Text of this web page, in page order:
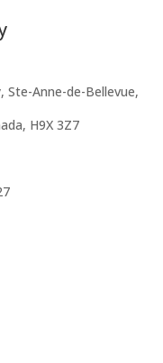
Ste-Anne-de-Bellevue,
H9X 3Z7